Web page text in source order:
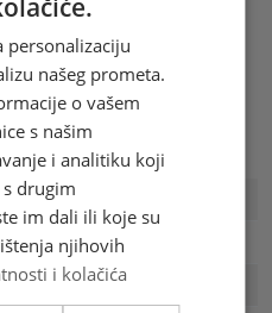
HP 18/19
KM
personalizaciju
našeg prometa.
o vašem
s našim
i analitiku koji
drugim
im dali ili koje su
njihovih
i kolačića